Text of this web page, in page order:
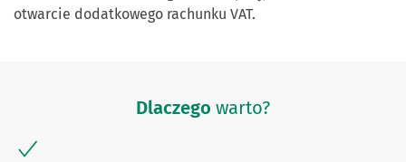
otwarcie dodatkowego rachunku VAT.
Dlaczego warto?